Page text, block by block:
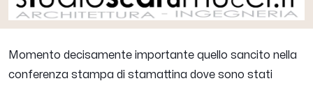
Momento decisamente importante quello sancito nella
conferenza stampa di stamattina dove sono stati